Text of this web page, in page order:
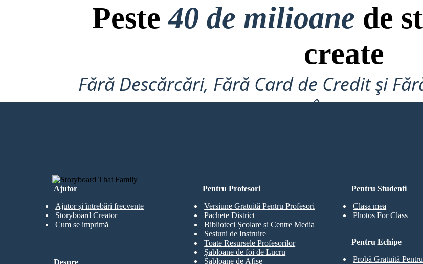
Jekyll se niega a cambiar en Hyde por cerca de 2 meses, pero pronto, la tentación toma de nuevo.
cambió la voluntad de Utterson, sabiendo que Henry Jekyll pronto se habrá ido para siempre.
Peste40 de milioane de
create
Fără Descărcări, Fără Card de Credit și
Încerca!
Ajutor
Ajutor și întrebări frecvente
Storyboard Creator
Cum se imprimă
Pentru Studenti
Clasa mea
Photos For Class
Pentru Profesori
Versiune Gratuită Pentru Profesori
Pachete District
Biblioteci Școlare și Centre Media
Sesiuni de Instruire
Toate Resursele Profesorilor
Șabloane de foi de Lucru
Șabloane de Afișe
Pentru Echipe
Probă Gratuită